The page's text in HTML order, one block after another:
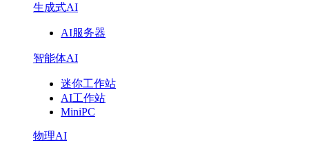
生成式AI
AI服务器
智能体AI
迷你工作站
AI工作站
MiniPC
物理AI